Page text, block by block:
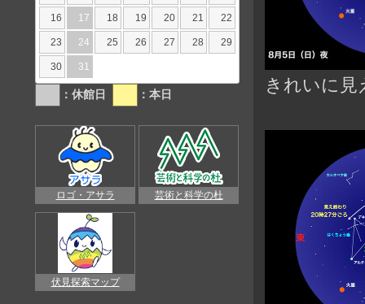
きれいに見
16 17 18 19 20 21 22
23 24 25 26 27 28 29
30 31
：休館日 ：本日
ロゴ・アサラ 芸術と科学の杜
伏見探索マップ